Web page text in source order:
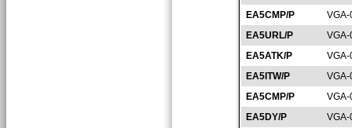
EA5CMP/P
EA5URL/P
EA5ATK/P
EA5ITW/P
EA5CMP/P
EA5DY/P